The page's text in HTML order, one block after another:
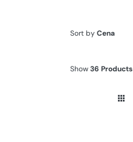
Sort byCena
Show36 Products